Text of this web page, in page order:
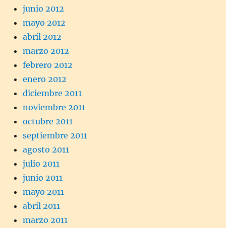
junio 2012
mayo 2012
abril 2012
marzo 2012
febrero 2012
enero 2012
diciembre 2011
noviembre 2011
octubre 2011
septiembre 2011
agosto 2011
julio 2011
junio 2011
mayo 2011
abril 2011
marzo 2011